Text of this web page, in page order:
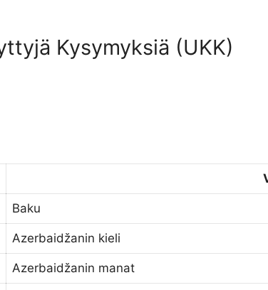
Kysymyksiä (UKK)
Baku
Azerbaidžanin kieli
Azerbaidžanin manat